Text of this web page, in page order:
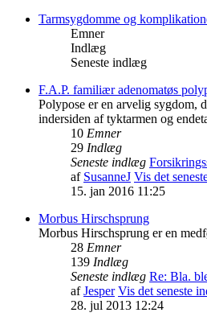
Tarmsygdomme og
Emner
Indlæg
Seneste indlæg
F.A.P. familiær adenomatøs
Polypose er en arvelig sygdom,
indersiden af tyktarmen og
10 Emner
29 Indlæg
Seneste indlæg
af SusanneJ Vis det
15. jan 2016 11:25
Morbus Hirschsprung
Morbus Hirschsprung er en
28 Emner
139 Indlæg
Seneste indlæg Re: Bla.
afJesper Vis det seneste
28. jul 2013 12:24